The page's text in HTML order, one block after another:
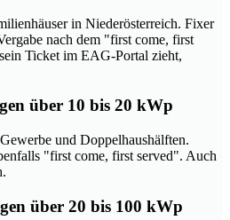
in Niederösterreich. Fixer
nach dem "first come, first
Ticket im EAG-Portal zieht,
über 10 bis 20 kWp
und Doppelhaushälften.
"first come, first served". Auch
über 20 bis 100 kWp